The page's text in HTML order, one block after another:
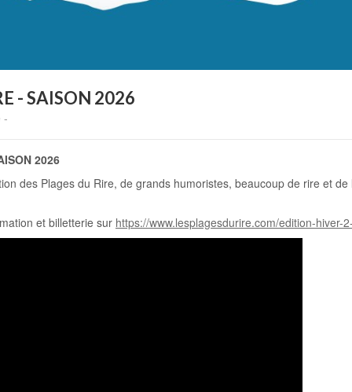
- SAISON 2026
-
2026
des Plages du Rire, de grands humoristes, beaucoup de rire et de
et billetterie sur https://www.lesplagesdurire.com/edition-hiver-